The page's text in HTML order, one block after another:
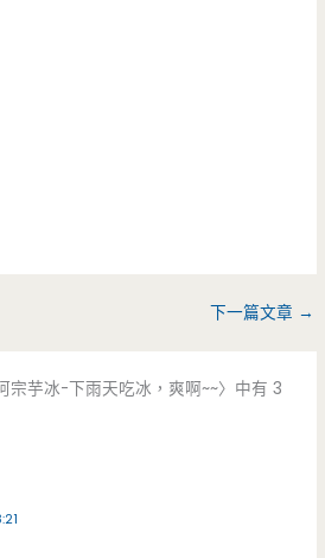
下一篇文章 →
宗芋冰-下雨天吃冰，爽啊~~〉中有 3